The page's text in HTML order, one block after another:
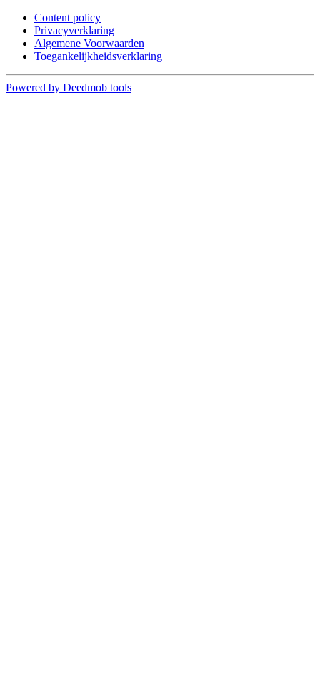
Content policy
Privacyverklaring
Algemene Voorwaarden
Toegankelijkheidsverklaring
Powered by Deedmob tools